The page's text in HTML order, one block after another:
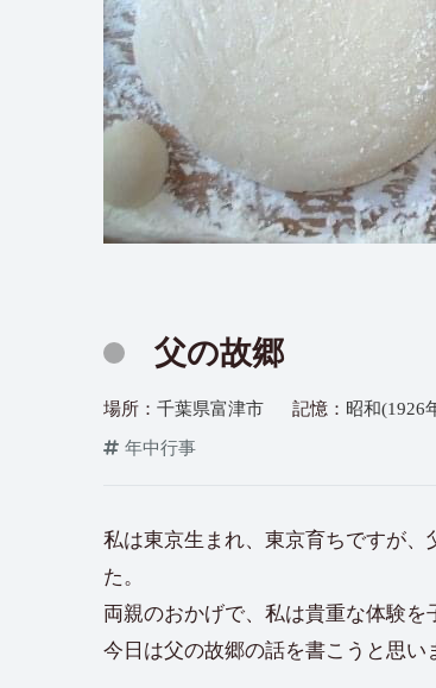
父の故郷
場所： 千葉県富津市 記憶： 昭和(1926
年中行事
私は東京生まれ、東京育ちですが
た。
両親のおかげで、私は貴重な体験を
今日は父の故郷の話を書こうと思い